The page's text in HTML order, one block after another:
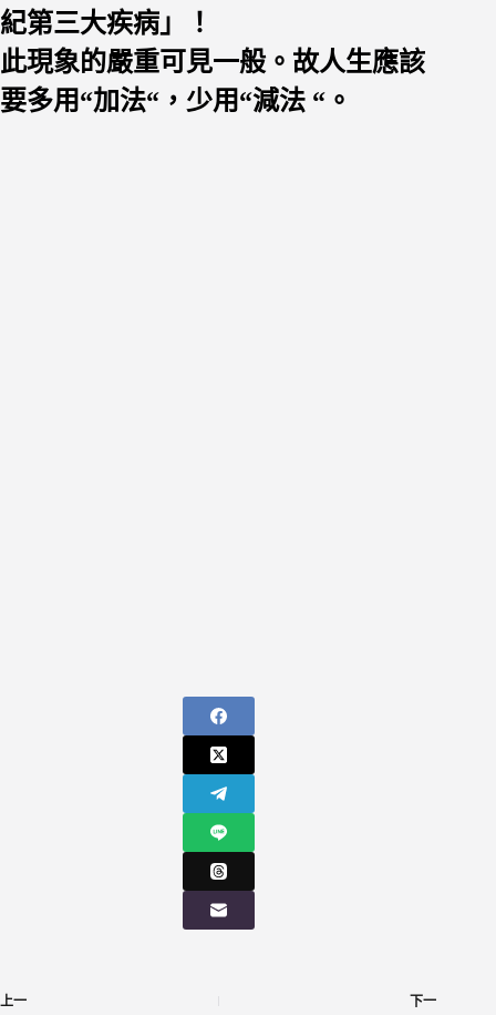
紀第三大疾病」！
此現象的嚴重可見一般。故人生應該
要多用“加法“ ，少用“減法 “ 。
上一 下一